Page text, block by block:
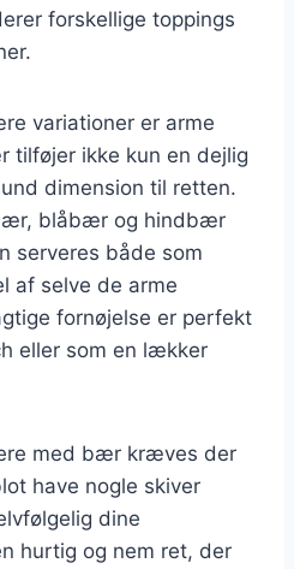
forskellige toppings
variationer er arme
ikke kun en dejlig
dimension til retten.
blåbær og hindbær
serveres både som
af selve de arme
fornøjelse er perfekt
eller som en lækker
med bær kræves der
have nogle skiver
dine
hurtig og nem ret, der